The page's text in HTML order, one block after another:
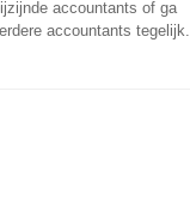
accountants of ga
accountants tegelijk.